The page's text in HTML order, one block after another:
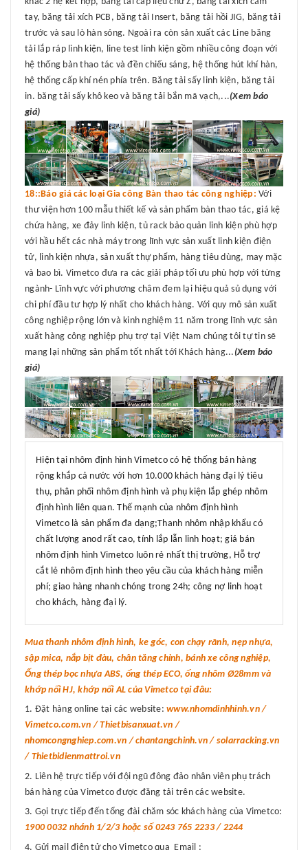
tay, băng tải xích PCB, băng tải Insert, băng tải hồi JIG, băng tải
trước và sau lò hàn sóng. Ngoài ra còn sản xuất các Line băng
tải lắp ráp linh kiện, line test linh kiện gồm nhiều công đoạn với
hệ thống bàn thao tác và đền chiếu sáng, hệ thống hút khí hàn,
hệ thống cấp khí nén phía trên. Băng tải sấy linh kiện, băng tải
in. băng tải sấy khô keo và băng tải bắn mã vạch,...(Xem báo
giá)
18::Báo giá các loại Gia công Bàn thao tác công nghiệp: Với
thư viện hơn 100 mẫu thiết kế và sản phẩm bàn thao tác, giá kệ
chứa hàng, xe đảy linh kiện, tủ rack bảo quản linh kiện phù hợp
với hầu hết các nhà máy trong lĩnh vực sản xuất linh kiện điện
tử, linh kiện nhựa, sản xuất thự phẩm, hàng tiêu dùng, may mặc
và bao bì. Vimetco đưa ra các giải pháp tối ưu phù hợp với từng
ngành- Lĩnh vực với phương châm đem lại hiệu quả sủ dụng với
chi phí đầu tư hợp lý nhất cho khách hàng. Với quy mô sản xuất
công nghiệp rộng lớn và kinh nghiệm 11 năm trong lĩnh vực sản
xuất hàng công nghiệp phụ trợ tại Việt Nam chúng tôi tự tin sẽ
mang lại những sản phẩm tốt nhất tới Khách hàng... (Xem báo
giá)
Hiện tại nhôm định hình Vimetco có hệ thống bán hàng
rộng khắp cả nước với hơn 10.000 khách hàng đại lý tiêu
thụ, phân phối nhôm định hình và phụ kiện lắp ghép nhôm
định hình liên quan. Thế mạnh của nhôm định hình
Vimetco là sản phẩm đa dạng;Thanh nhôm nhập khẩu có
chất lượng anod rất cao, tính lắp lẫn linh hoạt; giá bán
nhôm định hình Vimetco luôn rẻ nhất thị trường, Hỗ trợ
cắt lẻ nhôm định hình theo yêu cầu của khách hàng miễn
phí; giao hàng nhanh chóng trong 24h; công nợ linh hoạt
cho khách, hàng đại lý.
Mua thanh nhôm định hình, ke góc, con chạy rãnh, nẹp nhựa,
sập mica, nắp bịt đàu, chân tăng chỉnh, bánh xe công nghiệp,
Ống thép bọc nhựa ABS, ống thép ECO, ống nhôm Ø28mm và
khớp nối HJ, khớp nối AL của Vimetco tại đâu:
Đặt hàng online tại các website: www.nhomdinhhinh.vn /
Vimetco.com.vn / Thietbisanxuat.vn /
nhomcongnghiep.com.vn / chantangchinh.vn / solarracking.vn
/ Thietbidienmattroi.vn
Liên hệ trực tiếp với đội ngũ đông đảo nhân viên phụ trách
bán hàng của Vimetco được đăng tải trên các website.
Gọi trực tiếp đến tổng đài chăm sóc khách hàng của Vimetco:
1900 0032 nhánh 1/2/3 hoặc số 0243 765 2233 / 2244
Gửi mail điện tử cho Vimetco qua Email :